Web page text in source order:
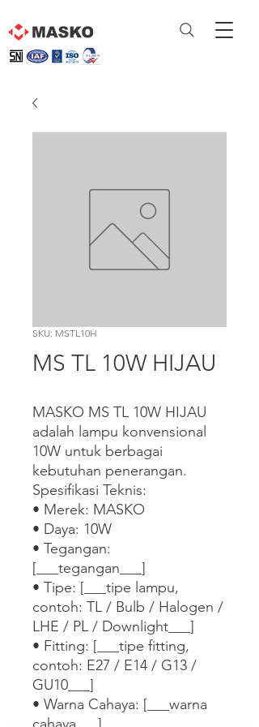
SKU: MSTL10H
MS TL 10W HIJAU
MASKO MS TL 10W HIJAU
adalah lampu konvensional
10W untuk berbagai
kebutuhan penerangan.
Spesifikasi Teknis:
• Merek: MASKO
• Daya: 10W
• Tegangan:
[___tegangan___]
• Tipe: [___tipe lampu,
contoh: TL / Bulb / Halogen /
LHE / PL / Downlight___]
• Fitting: [___tipe fitting,
contoh: E27 / E14 / G13 /
GU10___]
• Warna Cahaya: [___warna